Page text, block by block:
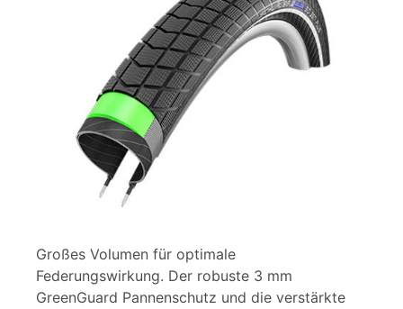
Großes Volumen für optimale
Federungswirkung. Der robuste 3 mm
GreenGuard Pannenschutz und die verstärkte